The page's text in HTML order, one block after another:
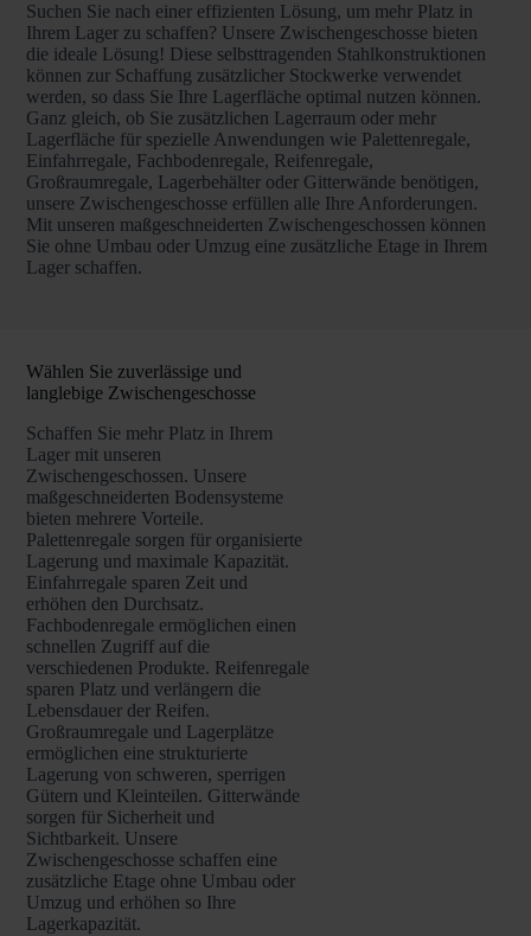
Suchen Sie nach einer effizienten Lösung, um mehr Platz in
Ihrem Lager zu schaffen? Unsere Zwischengeschosse bieten
die ideale Lösung! Diese selbsttragenden Stahlkonstruktionen
können zur Schaffung zusätzlicher Stockwerke verwendet
werden, so dass Sie Ihre Lagerfläche optimal nutzen können.
Ganz gleich, ob Sie zusätzlichen Lagerraum oder mehr
Lagerfläche für spezielle Anwendungen wie Palettenregale,
Einfahrregale, Fachbodenregale, Reifenregale,
Großraumregale, Lagerbehälter oder Gitterwände benötigen,
unsere Zwischengeschosse erfüllen alle Ihre Anforderungen.
Mit unseren maßgeschneiderten Zwischengeschossen können
Sie ohne Umbau oder Umzug eine zusätzliche Etage in Ihrem
Lager schaffen.
Wählen Sie zuverlässige und
langlebige Zwischengeschosse
Schaffen Sie mehr Platz in Ihrem
Lager mit unseren
Zwischengeschossen. Unsere
maßgeschneiderten Bodensysteme
bieten mehrere Vorteile.
Palettenregale sorgen für organisierte
Lagerung und maximale Kapazität.
Einfahrregale sparen Zeit und
erhöhen den Durchsatz.
Fachbodenregale ermöglichen einen
schnellen Zugriff auf die
verschiedenen Produkte. Reifenregale
sparen Platz und verlängern die
Lebensdauer der Reifen.
Großraumregale und Lagerplätze
ermöglichen eine strukturierte
Lagerung von schweren, sperrigen
Gütern und Kleinteilen. Gitterwände
sorgen für Sicherheit und
Sichtbarkeit. Unsere
Zwischengeschosse schaffen eine
zusätzliche Etage ohne Umbau oder
Umzug und erhöhen so Ihre
Lagerkapazität.